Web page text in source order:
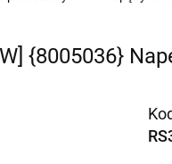
{8005036}